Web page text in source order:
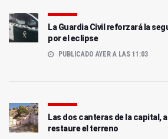
La Guardia Civil reforzará la
por el eclipse
PUBLICADO AYER A LAS 11:03
Las dos canteras de la capital,
restaure el terreno